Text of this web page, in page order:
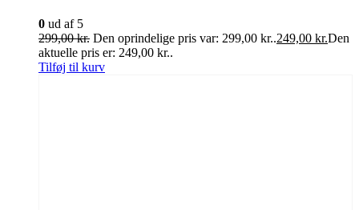
0 ud af 5
299,00kr. Den oprindelige pris var: 299,00 kr..249,00 kr.Den
aktuelle pris er: 249,00 kr..
Tilføj til kurv